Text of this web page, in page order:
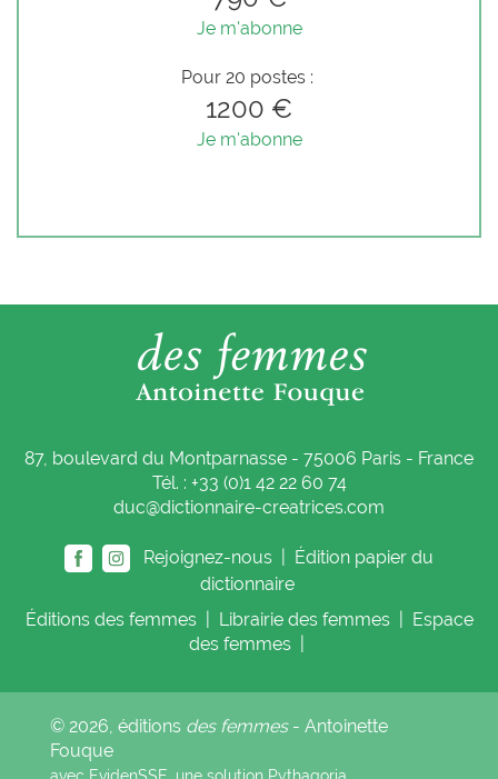
Je m'abonne
Pour 20 postes :
1200 €
Je m'abonne
87, boulevard du Montparnasse - 75006 Paris - France
Tél. : +33 (0)1 42 22 60 74
duc@dictionnaire-creatrices.com
Rejoignez-nous |
Édition papier du
dictionnaire
Éditions des femmes Librairie des femmes
Espace
des femmes
© 2026, éditions des femmes- Antoinette
Fouque